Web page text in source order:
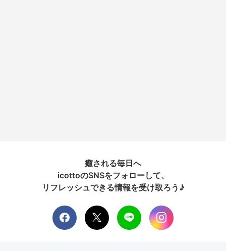
癒される毎日へ
icottoのSNSをフォローして、
リフレッシュできる情報を受け取ろう♪